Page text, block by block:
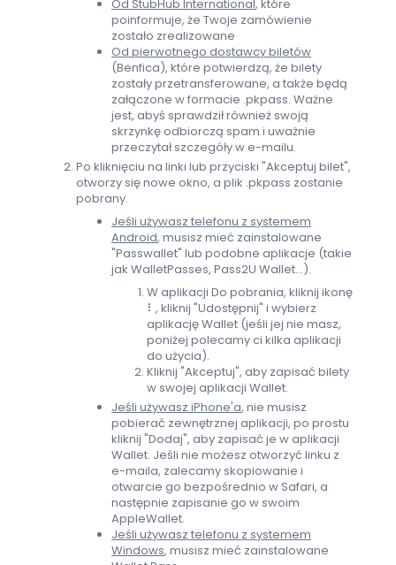
Od StubHub International, które
poinformuje, że Twoje zamówienie
zostało zrealizowane
Od pierwotnego dostawcy biletów
(Benfica), które potwierdzą, że bilety
zostały przetransferowane, a także będą
załączone w formacie .pkpass. Ważne
jest, abyś sprawdził również swoją
skrzynkę odbiorczą spam i uważnie
przeczytał szczegóły w e-mailu.
Po kliknięciu na linki lub przyciski "Akceptuj bilet",
otworzy się nowe okno, a plik .pkpass zostanie
pobrany.
Jeśli używasz telefonu z systemem
Android, musisz mieć zainstalowane
"Passwallet" lub podobne aplikacje (takie
jak WalletPasses, Pass2U Wallet...).
W aplikacji Do pobrania, kliknij ikonę
⠇, kliknij "Udostępnij" i wybierz
aplikację Wallet (jeśli jej nie masz,
poniżej polecamy ci kilka aplikacji
do użycia).
Kliknij "Akceptuj", aby zapisać bilety
w swojej aplikacji Wallet.
Jeśli używasz iPhone'a, nie musisz
pobierać zewnętrznej aplikacji, po prostu
kliknij "Dodaj", aby zapisać je w aplikacji
Wallet. Jeśli nie możesz otworzyć linku z
e-maila, zalecamy skopiowanie i
otwarcie go bezpośrednio w Safari, a
następnie zapisanie go w swoim
AppleWallet.
Jeśli używasz telefonu z systemem
Windows, musisz mieć zainstalowane